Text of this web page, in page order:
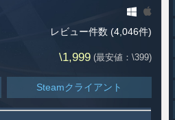
レビュー件数 (4,046件)
\1,999 (最安値：\399)
Steamクライアント